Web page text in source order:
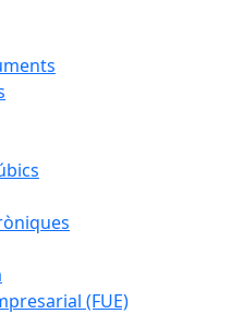
(FUE)